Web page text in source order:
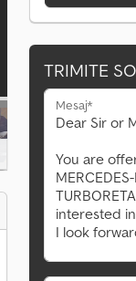
TRIMITE
Mesaj*